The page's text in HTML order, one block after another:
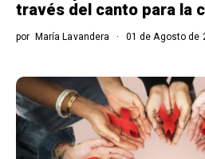
través del canto para la
por María Lavandera 01 de Agosto de